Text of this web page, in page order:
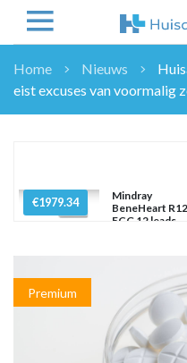
NIEUWS
ICT
DOSSIER
NHG
LHV
Home Nieuws
eist excuses van voormalig
€1979.34
Mindray
BeneHeart R12
ECG 12 leads
Premium